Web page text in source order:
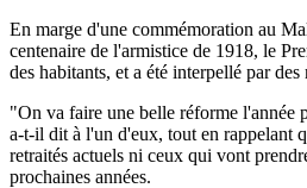
En marge d'une commémoration au
centenaire de l'armistice de 1918, le
des habitants, et a été interpellé par des
"On va faire une belle réforme l'année
a-t-il dit à l'un d'eux, tout en rappelant
retraités actuels ni ceux qui vont
prochaines années.